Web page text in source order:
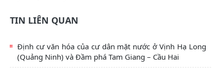
TIN LIÊN QUAN
Định cư văn hóa của cư dân mặt nước ở Vịnh Hạ Long
(Quảng Ninh) và Đầm phá Tam Giang – Cầu Hai